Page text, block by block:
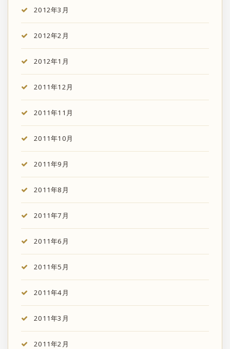
2012年3月
2012年2月
2012年1月
2011年12月
2011年11月
2011年10月
2011年9月
2011年8月
2011年7月
2011年6月
2011年5月
2011年4月
2011年3月
2011年2月